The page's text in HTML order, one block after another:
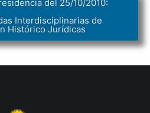
del 25/10/2010:
Interdisciplinarias de
Histórico Jurídicas